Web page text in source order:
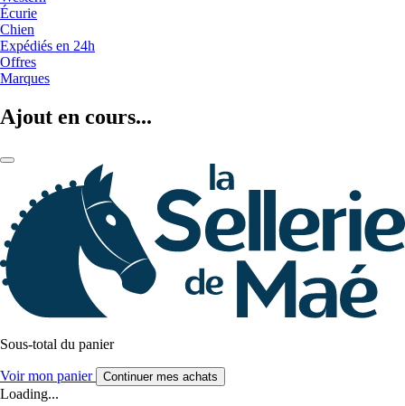
Écurie
Chien
Expédiés en 24h
Offres
Marques
Ajout en cours...
Sous-total du panier
Voir mon panier Continuer mes achats
Loading...